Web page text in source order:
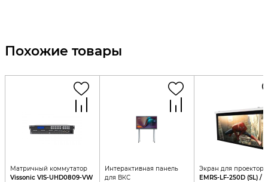
Похожие товары
Матричный коммутатор
Vissonic VIS-UHD0809-VW
Интерактивная панель
для ВКС
Экран для проектора
EMRS-LF-250D (SL) /